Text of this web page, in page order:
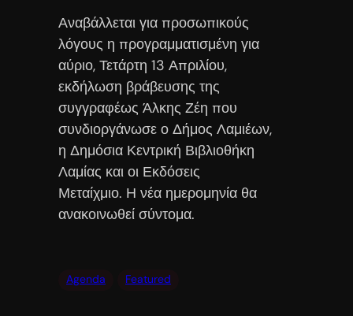
Αναβάλλεται για προσωπικούς
λόγους η προγραμματισμένη για
αύριο, Τετάρτη 13 Απριλίου,
εκδήλωση βράβευσης της
συγγραφέως Άλκης Ζέη που
συνδιοργάνωσε ο Δήμος Λαμιέων,
η Δημόσια Κεντρική Βιβλιοθήκη
Λαμίας και οι Εκδόσεις
Μεταίχμιο. Η νέα ημερομηνία θα
ανακοινωθεί σύντομα.
Agenda Featured